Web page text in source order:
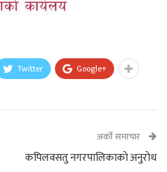
Twitter Google+
अर्को समाचार
कपिलवसतु नगरपालिकाकाे अनुराेध